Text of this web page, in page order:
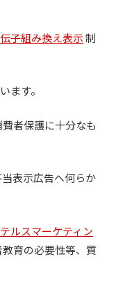
子組み換え表示制
ます。
者保護に十分なも
表示広告へ何らか
ルスマーケティン
育の必要性等、質